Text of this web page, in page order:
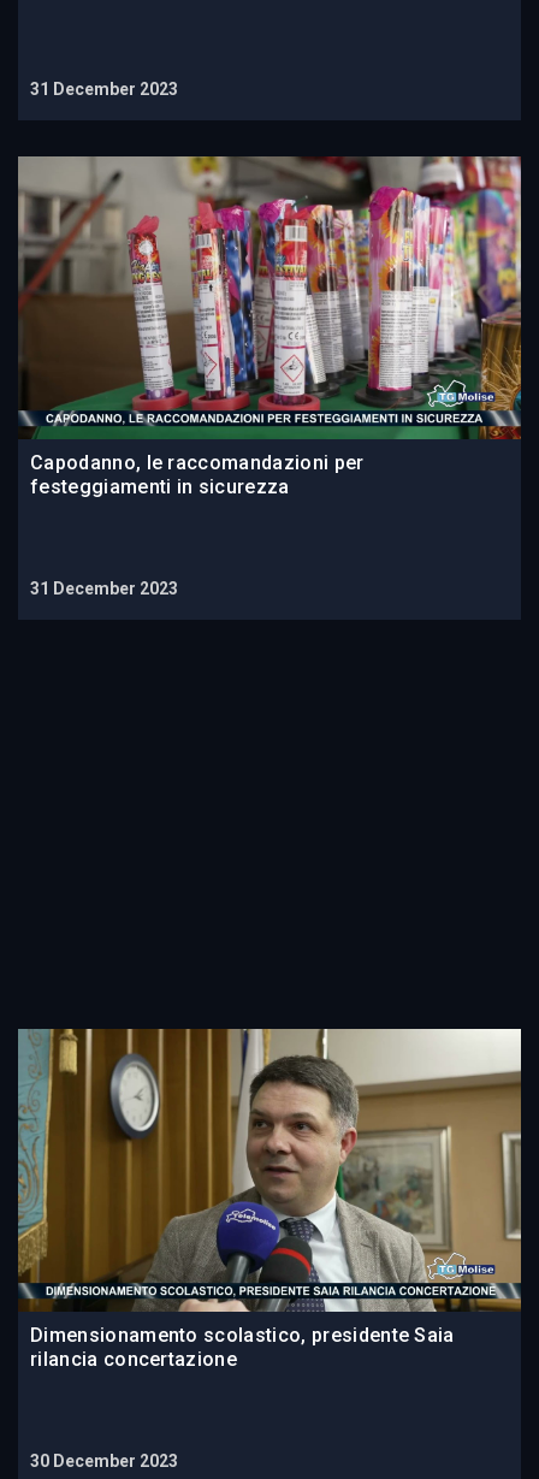
31 December 2023
Capodanno, le raccomandazioni per
festeggiamenti in sicurezza
31 December 2023
Dimensionamento scolastico, presidente Saia
rilancia concertazione
30 December 2023